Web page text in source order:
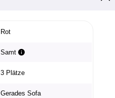
Rot
Samt
3 Plätze
Gerades Sofa